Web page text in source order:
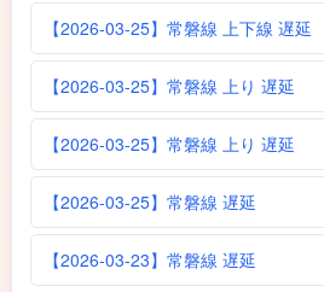
【2026-03-25】常磐線 上下線 遅延
【2026-03-25】常磐線 上り 遅延
【2026-03-25】常磐線 上り 遅延
【2026-03-25】常磐線 遅延
【2026-03-23】常磐線 遅延